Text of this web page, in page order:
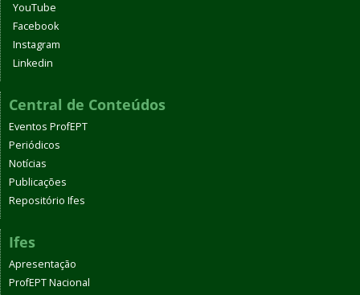
YouTube
Facebook
Instagram
Linkedin
Central de Conteúdos
Eventos ProfEPT
Periódicos
Notícias
Publicações
Repositório Ifes
Ifes
Apresentação
ProfEPT Nacional